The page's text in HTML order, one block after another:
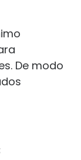
De modo